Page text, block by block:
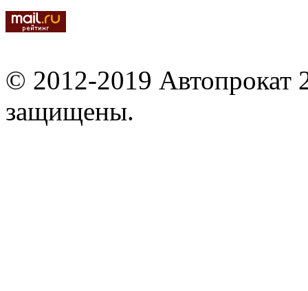
© 2012-2019 Автопрокат
защищены.